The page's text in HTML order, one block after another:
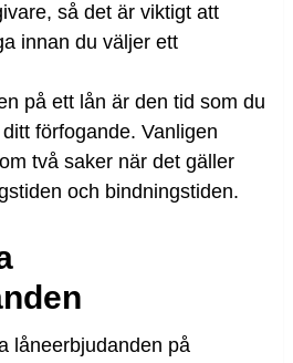
så det är viktigt att
innan du väljer ett
på ett lån är den tid som du
förfogande. Vanligen
två saker när det gäller
och bindningstiden.
låneerbjudanden på